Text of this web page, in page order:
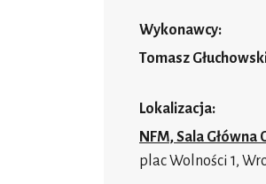
Wykonawcy:
Tomasz
Lokalizacja:
NFM, Sala Główna
plac Wolności 1,